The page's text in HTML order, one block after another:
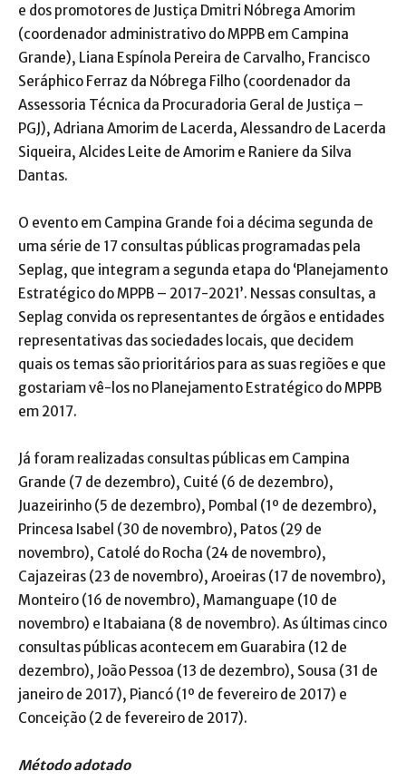
e dos promotores de Justiça Dmitri Nóbrega Amorim
(coordenador administrativo do MPPB em Campina
Grande), Liana Espínola Pereira de Carvalho, Francisco
Seráphico Ferraz da Nóbrega Filho (coordenador da
Assessoria Técnica da Procuradoria Geral de Justiça –
PGJ), Adriana Amorim de Lacerda, Alessandro de Lacerda
Siqueira, Alcides Leite de Amorim e Raniere da Silva
Dantas.
O evento em Campina Grande foi a décima segunda de
uma série de 17 consultas públicas programadas pela
Seplag, que integram a segunda etapa do ‘Planejamento
Estratégico do MPPB – 2017-2021’. Nessas consultas, a
Seplag convida os representantes de órgãos e entidades
representativas das sociedades locais, que decidem
quais os temas são prioritários para as suas regiões e que
gostariam vê-los no Planejamento Estratégico do MPPB
em 2017.
Já foram realizadas consultas públicas em Campina
Grande (7 de dezembro), Cuité (6 de dezembro),
Juazeirinho (5 de dezembro), Pombal (1º de dezembro),
Princesa Isabel (30 de novembro), Patos (29 de
novembro), Catolé do Rocha (24 de novembro),
Cajazeiras (23 de novembro), Aroeiras (17 de novembro),
Monteiro (16 de novembro), Mamanguape (10 de
novembro) e Itabaiana (8 de novembro). As últimas cinco
consultas públicas acontecem em Guarabira (12 de
dezembro), João Pessoa (13 de dezembro), Sousa (31 de
janeiro de 2017), Piancó (1º de fevereiro de 2017) e
Conceição (2 de fevereiro de 2017).
Método adotado